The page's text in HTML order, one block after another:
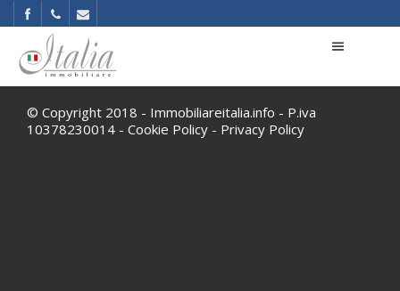
© Copyright 2018 - Immobiliareitalia.info - P.iva
10378230014 - Cookie Policy - Privacy Policy